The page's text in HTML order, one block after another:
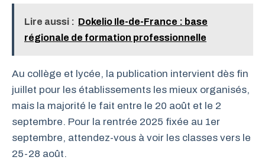
Lire aussi : Dokelio Ile-de-France : base
régionale de formation professionnelle
Au collège et lycée, la publication intervient dès fin
juillet pour les établissements les mieux organisés,
mais la majorité le fait entre le 20 août et le 2
septembre. Pour la rentrée 2025 fixée au 1er
septembre, attendez-vous à voir les classes vers le
25-28 août.